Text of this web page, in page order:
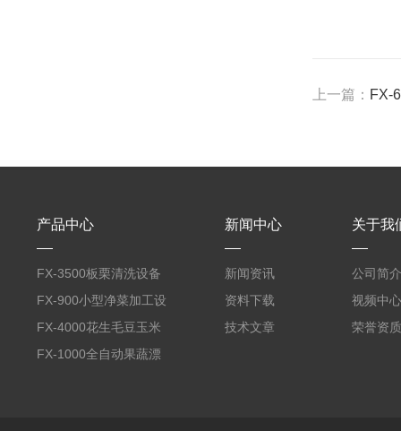
上一篇： FX-
产品中心
FX-3500板栗清洗设备
全自动气泡清洗机
FX-900小型净菜加工设
备野菜清洗机
FX-4000花生毛豆玉米
蒸煮漂烫机
FX-1000全自动果蔬漂
新闻中心
新闻资讯
资料下载
技术文章
关于我
公司简介
视频中心
荣誉资质